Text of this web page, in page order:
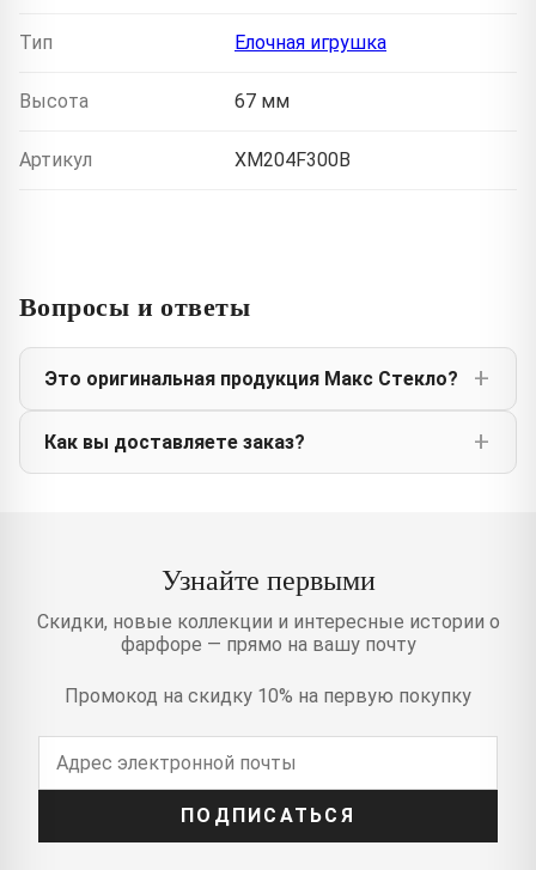
Тип Елочная игрушка
Высота 67 мм
Артикул XM204F300B
Вопросы и ответы
Это оригинальная продукция Макс Стекло?
Как вы доставляете заказ?
Узнайте первыми
Скидки, новые коллекции и интересные истории о
фарфоре — прямо на вашу почту
Промокод на скидку 10% на первую покупку
ПОДПИСАТЬСЯ